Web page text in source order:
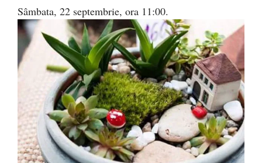
Sâmbata, 22 septembrie, ora 11:00.